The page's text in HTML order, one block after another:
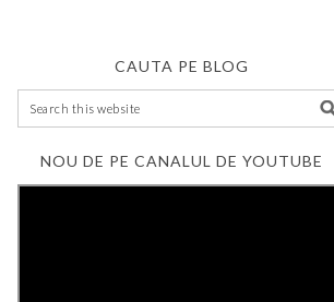
CAUTA PE BLOG
NOU DE PE CANALUL DE YOUTUBE